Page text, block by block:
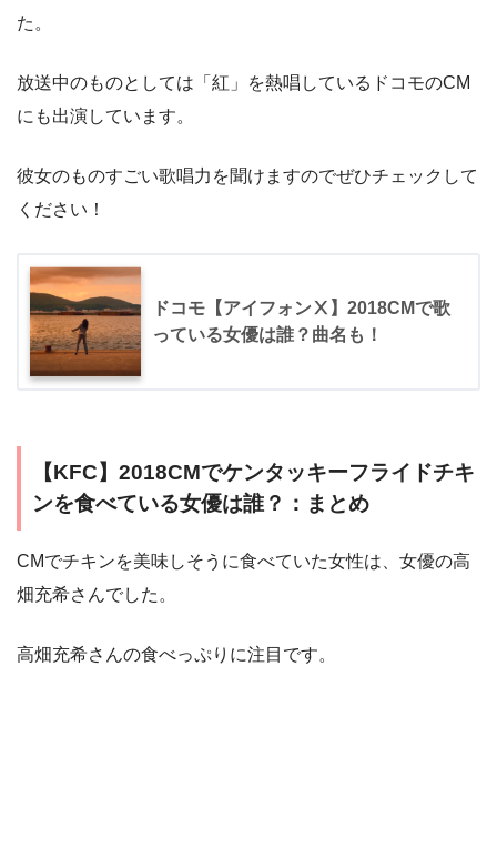
た。
放送中のものとしては「紅」を熱唱しているドコモのCM
にも出演しています。
彼女のものすごい歌唱力を聞けますのでぜひチェックして
ください！
ドコモ【アイフォンⅩ】2018CMで歌
っている女優は誰？曲名も！
【KFC】2018CMでケンタッキーフライドチキ
ンを食べている女優は誰？：まとめ
CMでチキンを美味しそうに食べていた女性は、女優の高
畑充希さんでした。
高畑充希さんの食べっぷりに注目です。